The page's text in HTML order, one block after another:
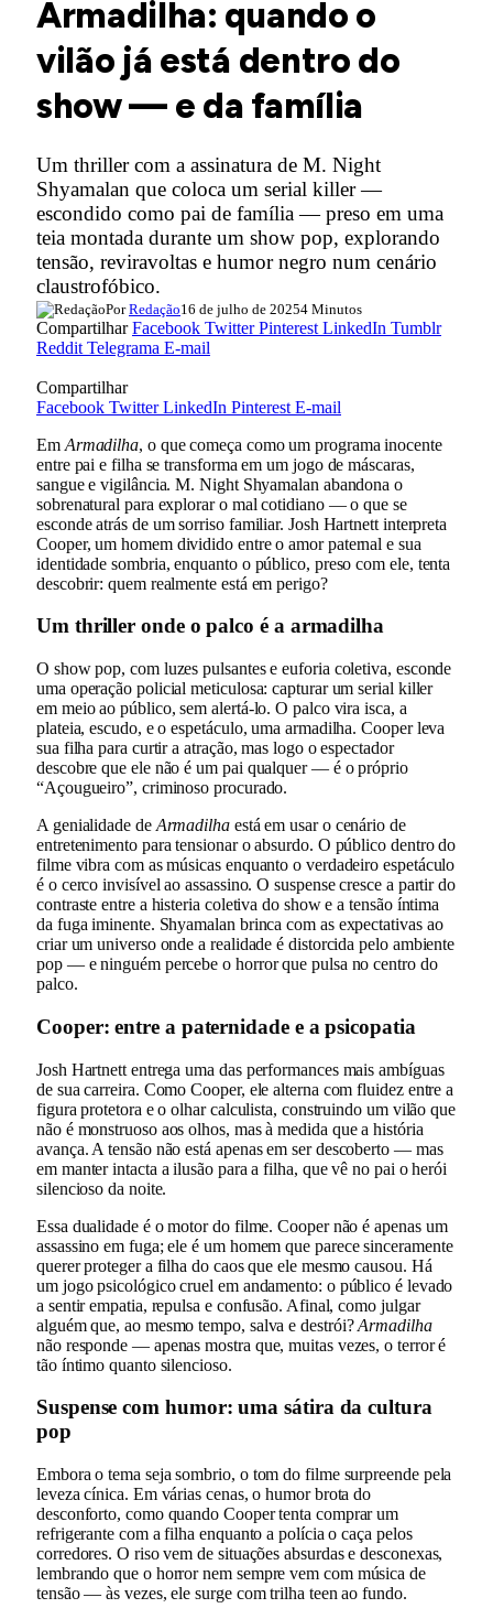
Armadilha: quando o
vilão já está dentro do
show — e da família
Um thriller com a assinatura de M. Night
Shyamalan que coloca um serial killer —
escondido como pai de família — preso em uma
teia montada durante um show pop, explorando
tensão, reviravoltas e humor negro num cenário
claustrofóbico.
Por Redação16 de julho de 20254 Minutos
CompartilharFacebook Twitter Pinterest LinkedIn Tumblr
Reddit Telegrama E-mail
Compartilhar
Facebook Twitter LinkedIn Pinterest E-mail
Em Armadilha, o que começa como um programa inocente
entre pai e filha se transforma em um jogo de máscaras,
sangue e vigilância. M. Night Shyamalan abandona o
sobrenatural para explorar o mal cotidiano — o que se
esconde atrás de um sorriso familiar. Josh Hartnett interpreta
Cooper, um homem dividido entre o amor paternal e sua
identidade sombria, enquanto o público, preso com ele, tenta
descobrir: quem realmente está em perigo?
Um thriller onde o palco é a armadilha
O show pop, com luzes pulsantes e euforia coletiva, esconde
uma operação policial meticulosa: capturar um serial killer
em meio ao público, sem alertá-lo. O palco vira isca, a
plateia, escudo, e o espetáculo, uma armadilha. Cooper leva
sua filha para curtir a atração, mas logo o espectador
descobre que ele não é um pai qualquer — é o próprio
“Açougueiro”, criminoso procurado.
A genialidade de Armadilhaestá em usar o cenário de
entretenimento para tensionar o absurdo. O público dentro do
filme vibra com as músicas enquanto o verdadeiro espetáculo
é o cerco invisível ao assassino. O suspense cresce a partir do
contraste entre a histeria coletiva do show e a tensão íntima
da fuga iminente. Shyamalan brinca com as expectativas ao
criar um universo onde a realidade é distorcida pelo ambiente
pop — e ninguém percebe o horror que pulsa no centro do
palco.
Cooper: entre a paternidade e a psicopatia
Josh Hartnett entrega uma das performances mais ambíguas
de sua carreira. Como Cooper, ele alterna com fluidez entre a
figura protetora e o olhar calculista, construindo um vilão que
não é monstruoso aos olhos, mas à medida que a história
avança. A tensão não está apenas em ser descoberto — mas
em manter intacta a ilusão para a filha, que vê no pai o herói
silencioso da noite.
Essa dualidade é o motor do filme. Cooper não é apenas um
assassino em fuga; ele é um homem que parece sinceramente
querer proteger a filha do caos que ele mesmo causou. Há
um jogo psicológico cruel em andamento: o público é levado
a sentir empatia, repulsa e confusão. Afinal, como julgar
alguém que, ao mesmo tempo, salva e destrói?Armadilha
não responde — apenas mostra que, muitas vezes, o terror é
tão íntimo quanto silencioso.
Suspense com humor: uma sátira da cultura
pop
Embora o tema seja sombrio, o tom do filme surpreende pela
leveza cínica. Em várias cenas, o humor brota do
desconforto, como quando Cooper tenta comprar um
refrigerante com a filha enquanto a polícia o caça pelos
corredores. O riso vem de situações absurdas e desconexas,
lembrando que o horror nem sempre vem com música de
tensão — às vezes, ele surge com trilha teen ao fundo.